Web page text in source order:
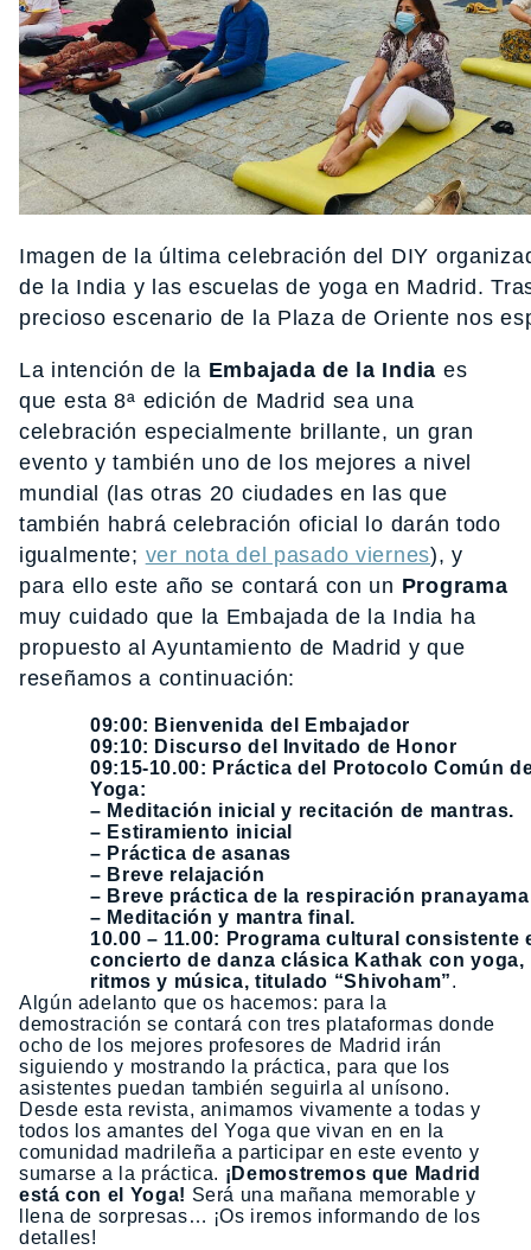
Imagen de la última celebración del DIY
de la India y las escuelas de yoga en Madrid.
precioso escenario de la Plaza de Oriente nos
La intención de la Embajada de la India es
que esta 8ª edición de Madrid sea una
celebración especialmente brillante, un gran
evento y también uno de los mejores a nivel
mundial (las otras 20 ciudades en las que
también habrá celebración oficial lo darán todo
igualmente; ver nota del pasado viernes), y
para ello este año se contará con un Programa
muy cuidado que la Embajada de la India ha
propuesto al Ayuntamiento de Madrid y que
reseñamos a continuación:
09:00: Bienvenida del Embajador
09:10: Discurso del Invitado de Honor
09:15-10.00: Práctica del Protocolo Común
Yoga:
– Meditación inicial y recitación de mantras.
– Estiramiento inicial
– Práctica de asanas
– Breve relajación
– Breve práctica de la respiración pranayama
– Meditación y mantra final.
10.00 – 11.00: Programa cultural consistente
concierto de danza clásica Kathak con yoga,
ritmos y música, titulado “Shivoham”.
Algún adelanto que os hacemos: para la
demostración se contará con tres plataformas donde
ocho de los mejores profesores de Madrid irán
siguiendo y mostrando la práctica, para que los
asistentes puedan también seguirla al unísono.
Desde esta revista, animamos vivamente a todas y
todos los amantes del Yoga que vivan en en la
comunidad madrileña a participar en este evento y
sumarse a la práctica. ¡Demostremos que Madrid
está con el Yoga! Será una mañana memorable y
llena de sorpresas… ¡Os iremos informando de los
detalles!